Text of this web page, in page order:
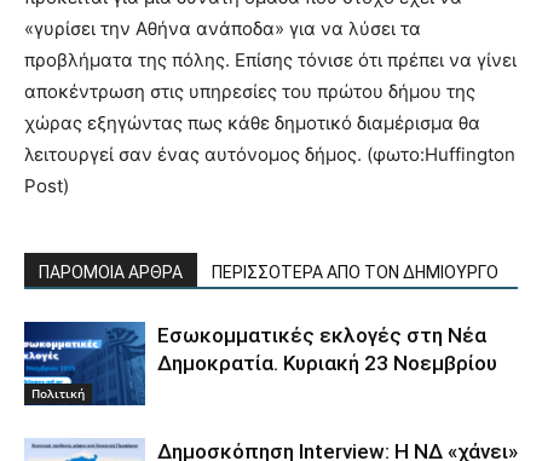
«γυρίσει την Αθήνα ανάποδα» για να λύσει τα
προβλήματα της πόλης. Επίσης τόνισε ότι πρέπει να γίνει
αποκέντρωση στις υπηρεσίες του πρώτου δήμου της
χώρας εξηγώντας πως κάθε δημοτικό διαμέρισμα θα
λειτουργεί σαν ένας αυτόνομος δήμος. (φωτο:Huffington
Post)
ΠΑΡΟΜΟΙΑ ΑΡΘΡΑ ΠΕΡΙΣΣΟΤΕΡΑ ΑΠΟ ΤΟΝ ΔΗΜΙΟΥΡΓΟ
Πολιτική
Εσωκομματικές εκλογές στη Νέα
Δημοκρατία. Κυριακή 23 Νοεμβρίου
Δημοσκόπηση Interview: Η ΝΔ «χάνει»